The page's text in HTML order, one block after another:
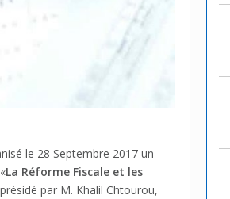
le 28 Septembre 2017 un
La Réforme Fiscale et les
par M. Khalil Chtourou,